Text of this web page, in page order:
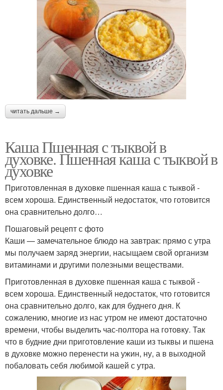
читать дальше →
Каша Пшенная с тыквой в
духовке. Пшенная каша с тыквой в
духовке
Приготовленная в духовке пшенная каша с тыквой -
всем хороша. Единственный недостаток, что готовится
она сравнительно долго…
Пошаговый рецепт с фото
Каши — замечательное блюдо на завтрак: прямо с утра
мы получаем заряд энергии, насыщаем свой организм
витаминами и другими полезными веществами.
Приготовленная в духовке пшенная каша с тыквой -
всем хороша. Единственный недостаток, что готовится
она сравнительно долго, как для буднего дня. К
сожалению, многие из нас утром не имеют достаточно
времени, чтобы выделить час-полтора на готовку. Так
что в будние дни приготовление каши из тыквы и пшена
в духовке можно перенести на ужин, ну, а в выходной
побаловать себя любимой кашей с утра.